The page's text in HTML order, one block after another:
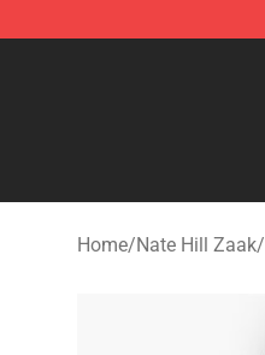
Home/Nate Hill Zaak/